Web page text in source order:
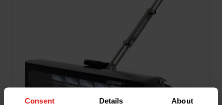
Consent Details About